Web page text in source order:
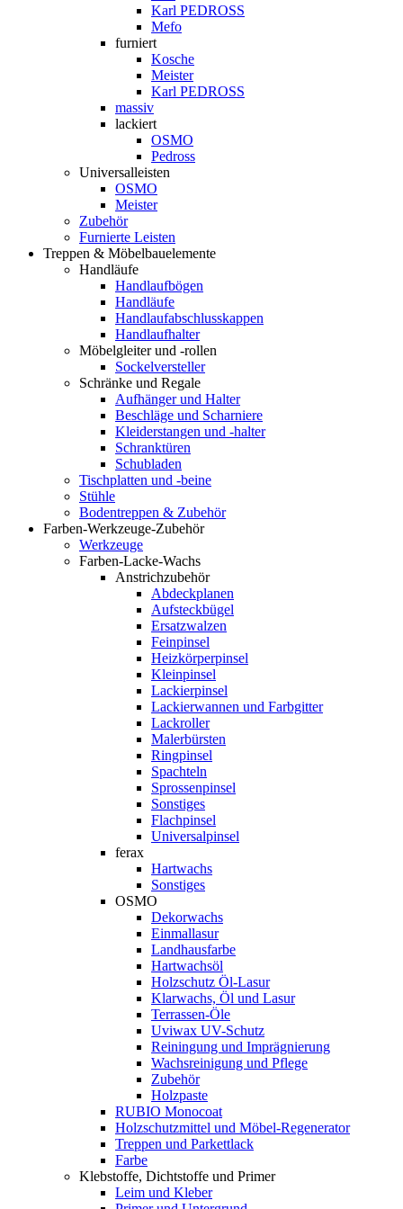
Karl PEDROSS
Mefo
furniert
Kosche
Meister
Karl PEDROSS
massiv
lackiert
OSMO
Pedross
Universalleisten
OSMO
Meister
Zubehör
Furnierte Leisten
Treppen & Möbelbauelemente
Handläufe
Handlaufbögen
Handläufe
Handlaufabschlusskappen
Handlaufhalter
Möbelgleiter und -rollen
Sockelversteller
Schränke und Regale
Aufhänger und Halter
Beschläge und Scharniere
Kleiderstangen und -halter
Schranktüren
Schubladen
Tischplatten und -beine
Stühle
Bodentreppen & Zubehör
Farben-Werkzeuge-Zubehör
Werkzeuge
Farben-Lacke-Wachs
Anstrichzubehör
Abdeckplanen
Aufsteckbügel
Ersatzwalzen
Feinpinsel
Heizkörperpinsel
Kleinpinsel
Lackierpinsel
Lackierwannen und Farbgitter
Lackroller
Malerbürsten
Ringpinsel
Spachteln
Sprossenpinsel
Sonstiges
Flachpinsel
Universalpinsel
ferax
Hartwachs
Sonstiges
OSMO
Dekorwachs
Einmallasur
Landhausfarbe
Hartwachsöl
Holzschutz Öl-Lasur
Klarwachs, Öl und Lasur
Terrassen-Öle
Uviwax UV-Schutz
Reiningung und Imprägnierung
Wachsreinigung und Pflege
Zubehör
Holzpaste
RUBIO Monocoat
Holzschutzmittel und Möbel-Regenerator
Treppen und Parkettlack
Farbe
Klebstoffe, Dichtstoffe und Primer
Leim und Kleber